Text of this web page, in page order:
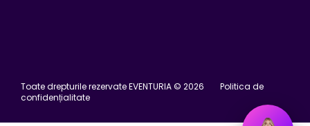
Toate drepturile rezervate EVENTURIA © 2026
Politica de
confidențialitate